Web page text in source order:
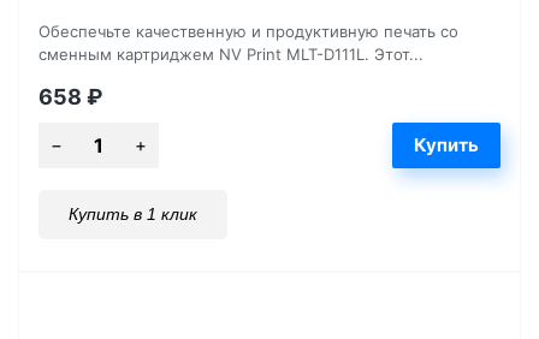
Обеспечьте качественную и продуктивную печать со
сменным картриджем NV Print MLT-D111L. Этот...
658 ₽
Купить в 1 клик